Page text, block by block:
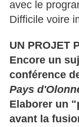
avec le
Difficile voire
UN PROJET
Encore un
conférence
Pays
Elaborer un
avant la